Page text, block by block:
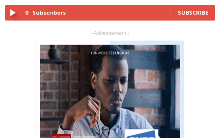
0 Subscribers SUBSCRIBE
- Advertisement -